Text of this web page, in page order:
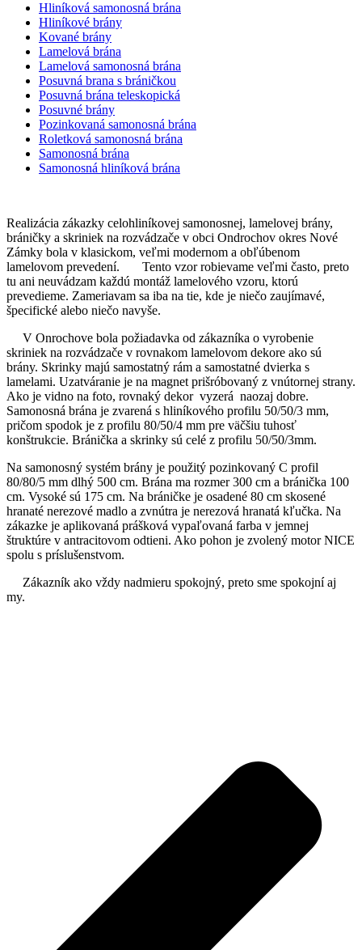
Hliníková samonosná brána
Hliníkové brány
Kované brány
Lamelová brána
Lamelová samonosná brána
Posuvná brana s bráničkou
Posuvná brána teleskopická
Posuvné brány
Pozinkovaná samonosná brána
Roletková samonosná brána
Samonosná brána
Samonosná hliníková brána
Realizácia zákazky celohliníkovej samonosnej, lamelovej brány,
bráničky a skriniek na rozvádzače v obci Ondrochov okres Nové
Zámky bola v klasickom, veľmi modernom a obľúbenom
lamelovom prevedení. Tento vzor robievame veľmi často, preto
tu ani neuvádzam každú montáž lamelového vzoru, ktorú
prevedieme. Zameriavam sa iba na tie, kde je niečo zaujímavé,
špecifické alebo niečo navyše.
V Onrochove bola požiadavka od zákazníka o vyrobenie
skriniek na rozvádzače v rovnakom lamelovom dekore ako sú
brány. Skrinky majú samostatný rám a samostatné dvierka s
lamelami. Uzatváranie je na magnet prišróbovaný z vnútornej strany.
Ako je vidno na foto, rovnaký dekor vyzerá naozaj dobre.
Samonosná brána je zvarená s hliníkového profilu 50/50/3 mm,
pričom spodok je z profilu 80/50/4 mm pre väčšiu tuhosť
konštrukcie. Bránička a skrinky sú celé z profilu 50/50/3mm.
Na samonosný systém brány je použitý pozinkovaný C profil
80/80/5 mm dlhý 500 cm. Brána ma rozmer 300 cm a bránička 100
cm. Vysoké sú 175 cm. Na bráničke je osadené 80 cm skosené
hranaté nerezové madlo a zvnútra je nerezová hranatá kľučka. Na
zákazke je aplikovaná prášková vypaľovaná farba v jemnej
štruktúre v antracitovom odtieni. Ako pohon je zvolený motor NICE
spolu s príslušenstvom.
Zákazník ako vždy nadmieru spokojný, preto sme spokojní aj
my.